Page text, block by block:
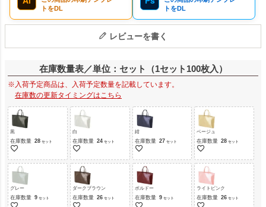
トをDL
トをDL
レビューを書く
在庫数量表／単位：セット（1セット100枚入）
※入荷予定商品は、入荷予定数量を記載しています。
在庫数の更新タイミングはこちら
黒
在庫数量 28
白
在庫数量 24
紺
在庫数量 27
ベージュ
在庫数量 28
グレー
在庫数量 9
ダークブラウン
在庫数量 26
ボルドー
在庫数量 9
ライトピンク
在庫数量 26